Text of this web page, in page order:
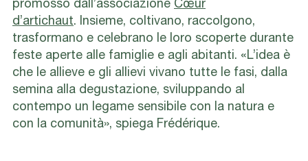
promosso dall’associazione Cœur
d’artichaut. Insieme, coltivano, raccolgono,
trasformano e celebrano le loro scoperte durante
feste aperte alle famiglie e agli abitanti. «L’idea è
che le allieve e gli allievi vivano tutte le fasi, dalla
semina alla degustazione, sviluppando al
contempo un legame sensibile con la natura e
con la comunità», spiega Frédérique.